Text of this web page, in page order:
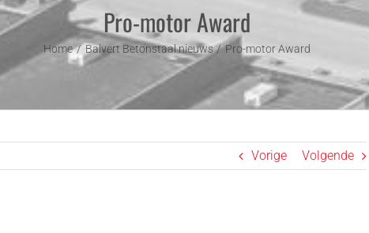
Pro-motor Award
Home Balvert Betonstaal nieuws Pro-motor Award
Vorige Volgende